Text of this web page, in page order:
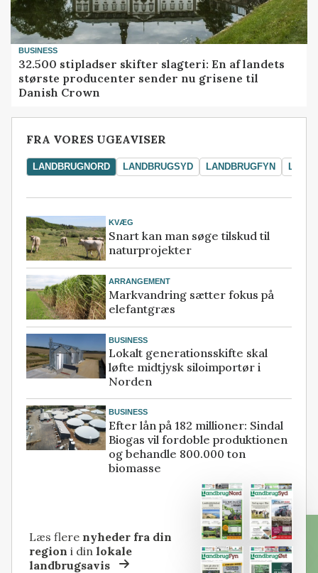
BUSINESS
32.500 stipladser skifter slagteri: En af landets
største producenter sender nu grisene til
Danish Crown
FRA VORES UGEAVISER
LANDBRUGNORD LANDBRUGSYD LANDBRUGFYN
KVÆG
Snart kan man søge tilskud til
naturprojekter
ARRANGEMENT
Markvandring sætter fokus på
elefantgræs
BUSINESS
Lokalt generationsskifte skal
løfte midtjysk siloimportør i
Norden
BUSINESS
Efter lån på 182 millioner: Sindal
Biogas vil fordoble produktionen
og behandle 800.000 ton
biomasse
Læs flere nyheder fra din
region i dinlokale
landbrugsavis